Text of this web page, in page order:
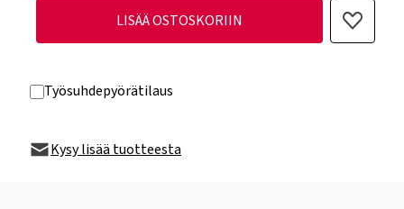
LISÄÄ OSTOSKORIIN
Työsuhdepyörätilaus
Kysy lisää tuotteesta